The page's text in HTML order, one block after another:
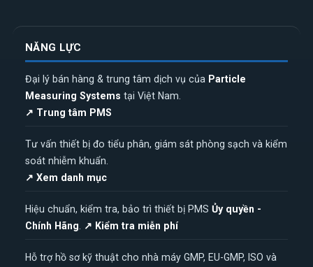
NĂNG LỰC
Đại lý bán hàng & trung tâm dịch vụ của Particle
Measuring Systems tại Việt Nam.
↗ Trung tâm PMS
Tư vấn thiết bị đo tiểu phân, giám sát phòng sạch và kiểm
soát nhiễm khuẩn.
↗ Xem danh mục
Hiệu chuẩn, kiểm tra, bảo trì thiết bị PMS Ủy quyền -
Chính Hãng
↗ Kiểm tra miễn phí
Hỗ trợ hồ sơ kỹ thuật cho nhà máy GMP, EU-GMP, ISO và